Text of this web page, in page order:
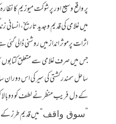
پر واقع وسیع اور پرشوکت میوزیم کا
میں غلامی کی قدیم وجدید تاریخ،
اثرات پرموثر انداز میں روشنی ڈالی
جس میں صرف غلامی سے متعلق کتابوں
ساحل سمندر کشتی کی سیر کی اس دوران
کے دل فریب منظر نے لطف کو دوبالا
سوق واقف “ میں قدیم طرز